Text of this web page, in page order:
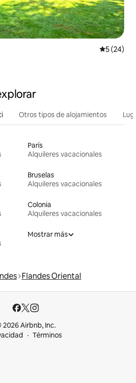
5 (24)
Otros tipos de alojamientos
París
Alquileres vacacionales
Bruselas
Alquileres vacacionales
Colonia
Alquileres vacacionales
Mostrar más
Flandes Oriental
2026 Airbnb, Inc.
Términos